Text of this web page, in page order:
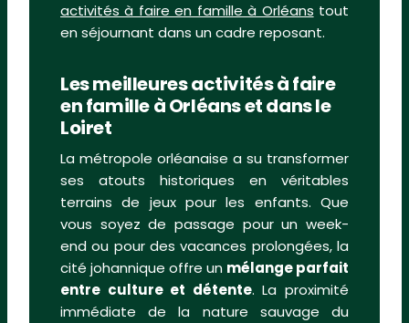
activités à faire en famille à Orléans tout
en séjournant dans un cadre reposant.
Les meilleures activités à faire
en famille à Orléans et dans le
Loiret
La métropole orléanaise a su transformer
ses atouts historiques en véritables
terrains de jeux pour les enfants. Que
vous soyez de passage pour un week-
end ou pour des vacances prolongées, la
cité johannique offre un mélange parfait
entre culture et détente. La proximité
immédiate de la nature sauvage du